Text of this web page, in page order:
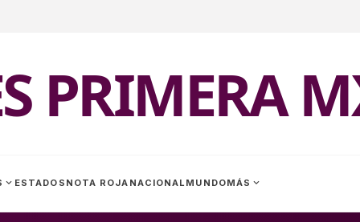
PRIMERA
expand_more ESTADOS NOTA ROJA NACIONAL MUNDOMÁS expand_more